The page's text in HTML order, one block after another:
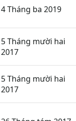
4 Tháng ba 2019
5 Tháng mười hai
2017
5 Tháng mười hai
2017